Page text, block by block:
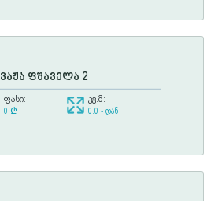
ვაჟა ფშაველა 2
ფასი:
0 ¢
კვ.მ:
0.0 - დან